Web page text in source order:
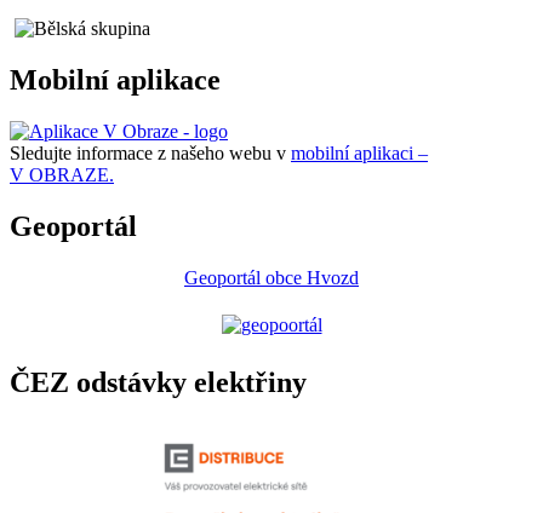
Mobilní aplikace
Sledujte informace z našeho webu v mobilní aplikaci –
V OBRAZE.
Geoportál
Geoportál obce Hvozd
ČEZ odstávky elektřiny